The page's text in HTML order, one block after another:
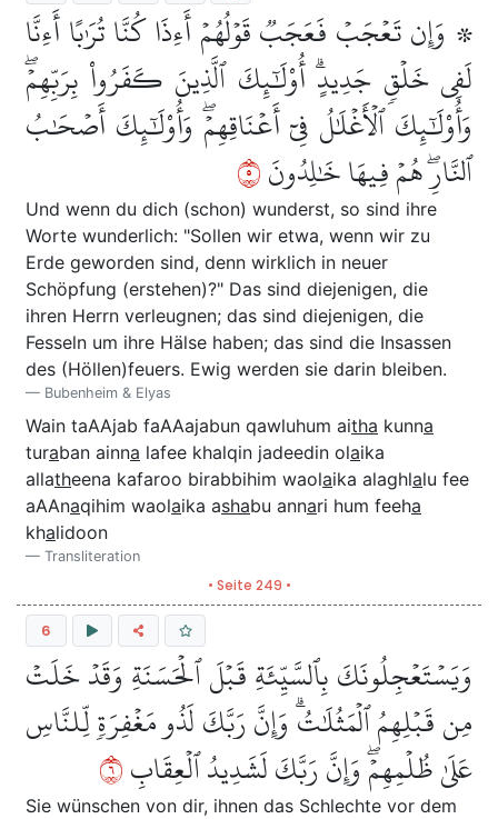
۞ وَإِن تَعۡجَبۡ فَعَجَبٞ قَوۡلُهُمۡ أَءِذَا كُنَّا تُرَٰبًا أَءِنَّا
لَفِي خَلۡقٖ جَدِيدٍۗ أُوْلَٰٓئِكَ ٱلَّذِينَ كَفَرُواْ بِرَبِّهِمۡۖ
وَأُوْلَٰٓئِكَ ٱلۡأَغۡلَٰلُ فِيٓ أَعۡنَاقِهِمۡۖ وَأُوْلَٰٓئِكَ أَصۡحَٰبُ
ٱلنَّارِۖ هُمۡ فِيهَا خَٰلِدُونَ٥
Und wenn du dich (schon) wunderst, so sind ihre
Worte wunderlich: "Sollen wir etwa, wenn wir zu
Erde geworden sind, denn wirklich in neuer
Schöpfung (erstehen)?" Das sind diejenigen, die
ihren Herrn verleugnen; das sind diejenigen, die
Fesseln um ihre Hälse haben; das sind die Insassen
des (Höllen)feuers. Ewig werden sie darin bleiben.
Bubenheim & Elyas
Wain taAAjab faAAajabun qawluhum aitha kunna
turaban ainna lafee khalqin jadeedin olaika
allatheena kafaroo birabbihim waolaika alaghlalu fee
aAAnaqihim waolaika ashabu annari hum feeha
khalidoon
Transliteration
• Seite 249 •
6
وَيَسۡتَعۡجِلُونَكَ بِٱلسَّيِّئَةِ قَبۡلَ ٱلۡحَسَنَةِ وَقَدۡ خَلَتۡ
مِن قَبۡلِهِمُ ٱلۡمَثُلَٰتُۗ وَإِنَّ رَبَّكَ لَذُو مَغۡفِرَةٖ لِّلنَّاسِ
عَلَىٰ ظُلۡمِهِمۡۖ وَإِنَّ رَبَّكَ لَشَدِيدُ ٱلۡعِقَابِ٦
Sie wünschen von dir, ihnen das Schlechte vor dem